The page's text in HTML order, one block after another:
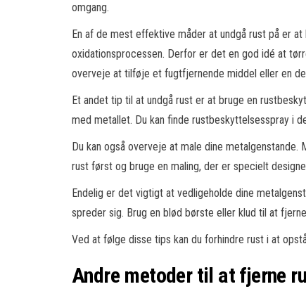
omgang.
En af de mest effektive måder at undgå rust på er
oxidationsprocessen. Derfor er det en god idé at
overveje at tilføje et fugtfjernende middel eller en
Et andet tip til at undgå rust er at bruge en
med metallet. Du kan finde rustbeskyttelsesspray i
Du kan også overveje at male dine
rust først og bruge en maling, der er specielt
Endelig er det vigtigt at vedligeholde dine
spreder sig. Brug en blød børste eller klud til at
Ved at følge disse tips kan du forhindre rust i at
Andre metoder til at fjerne